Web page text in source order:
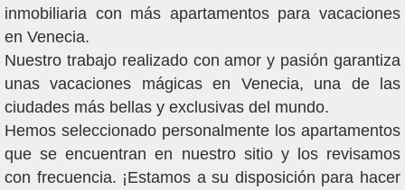
inmobiliaria con más apartamentos para vacaciones
en Venecia.
Nuestro trabajo realizado con amor y pasión garantiza
unas vacaciones mágicas en Venecia, una de las
ciudades más bellas y exclusivas del mundo.
Hemos seleccionado personalmente los apartamentos
que se encuentran en nuestro sitio y los revisamos
con frecuencia. ¡Estamos a su disposición para hacer